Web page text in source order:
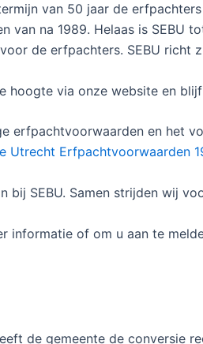
van 50 jaar de
van na 1989. Helaas is SEBU
de erfpachters. SEBU richt
hoogte via onze website en
erfpachtvoorwaarden en het
Utrecht Erfpachtvoorwaarden
bij SEBU. Samen strijden wij
informatie of om u aan te
de gemeente de conversie